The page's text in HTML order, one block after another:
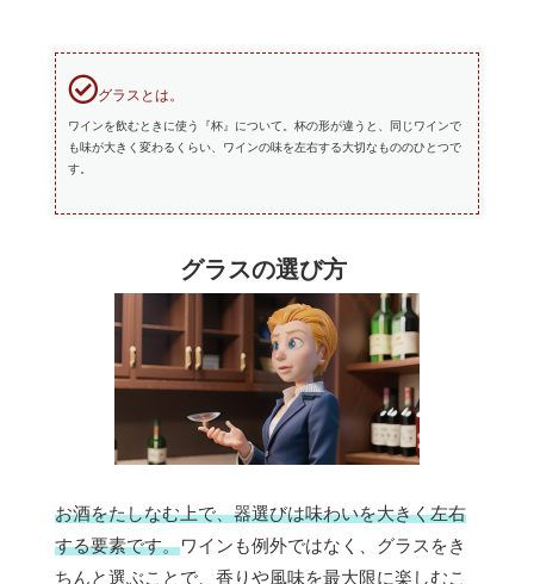
グラスとは。
ワインを飲むときに使う『杯』について。杯の形が違うと、同じワインで
も味が大きく変わるくらい、ワインの味を左右する大切なもののひとつで
す。
グラスの選び方
お酒をたしなむ上で、器選びは味わいを大きく左右
する要素です。ワインも例外ではなく、グラスをき
ちんと選ぶことで、香りや風味を最大限に楽しむこ